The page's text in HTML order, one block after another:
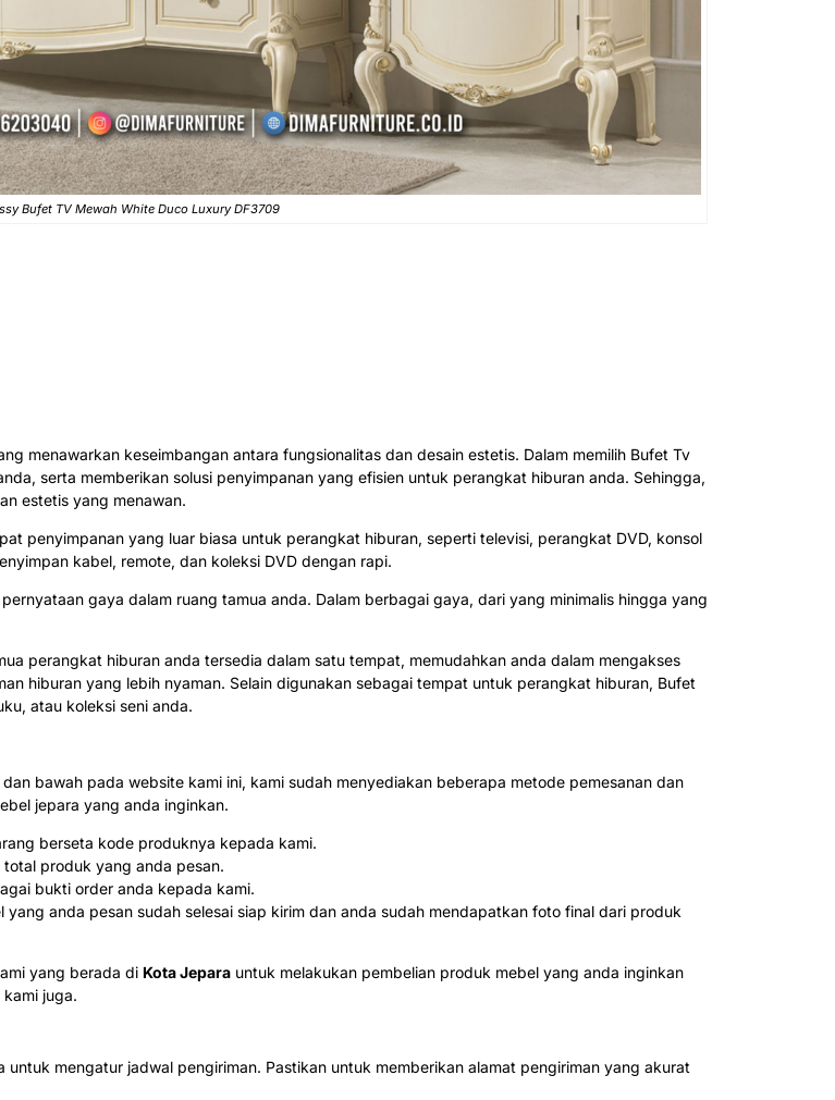
Bufet TV Mewah White Duco Luxury DF3709
menawarkan keseimbangan antara fungsionalitas dan desain estetis. Dalam memilih Bufet Tv
serta memberikan solusi penyimpanan yang efisien untuk perangkat hiburan anda. Sehingga,
estetis yang menawan.
penyimpanan yang luar biasa untuk perangkat hiburan, seperti televisi, perangkat DVD, konsol
kabel, remote, dan koleksi DVD dengan rapi.
gaya dalam ruang tamua anda. Dalam berbagai gaya, dari yang minimalis hingga yang
perangkat hiburan anda tersedia dalam satu tempat, memudahkan anda dalam mengakses
hiburan yang lebih nyaman. Selain digunakan sebagai tempat untuk perangkat hiburan, Bufet
atau koleksi seni anda.
bawah pada website kami ini, kami sudah menyediakan beberapa metode pemesanan dan
jepara yang anda inginkan.
berseta kode produknya kepada kami.
produk yang anda pesan.
bukti order anda kepada kami.
anda pesan sudah selesai siap kirim dan anda sudah mendapatkan foto final dari produk
yang berada di Kota Jepara untuk melakukan pembelian produk mebel yang anda inginkan
juga.
mengatur jadwal pengiriman. Pastikan untuk memberikan alamat pengiriman yang akurat